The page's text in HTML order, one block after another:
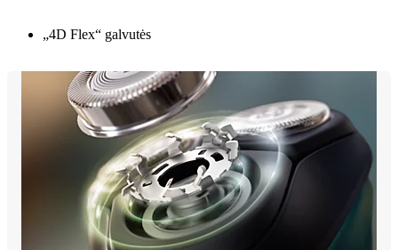
„4D Flex“ galvutės